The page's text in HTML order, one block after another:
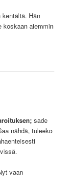
kentältä. Hän
koskaan aiemmin
sade
nähdä, tuleeko
vaan